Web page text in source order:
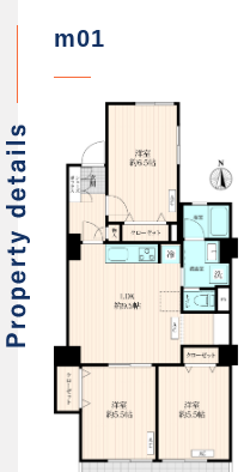
m01